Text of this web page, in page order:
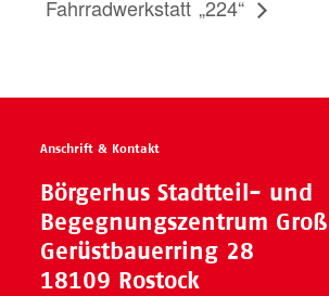
Fahrradwerkstatt „224“
Anschrift & Kontakt
Börgerhus Stadtteil- und
Begegnungszentrum
Gerüstbauerring 28
18109 Rostock